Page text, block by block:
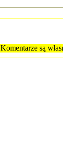
Komentarze są